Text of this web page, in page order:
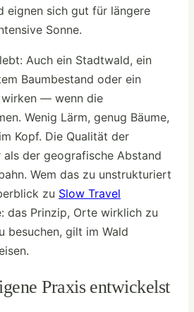
eignen sich gut für längere
Sonne.
Auch ein Stadtwald, ein
Baumbestand oder ein
— wenn die
Wenig Lärm, genug Bäume,
Kopf. Die Qualität der
der geografische Abstand
Wem das zu unstrukturiert
zu Slow Travel
das Prinzip, Orte wirklich zu
besuchen, gilt im Wald
Praxis entwickelst